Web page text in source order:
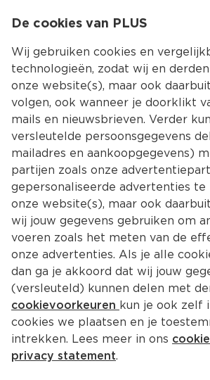
Thaise viskoekjes met
Voorgerecht 4 Pers.
Ingrediënten
De cookies van PLUS
Wij gebruiken cookies en
technologieën, zodat wij en
onze website(s), maar ook
volgen, ook wanneer je doorklikt
mails en nieuwsbrieven. Verder
versleutelde persoonsgegevens
mailadres en aankoopgegevens)
partijen zoals onze
gepersonaliseerde advertenties te
onze website(s), maar ook
wij jouw gegevens gebruiken om
voeren zoals het meten van de
onze advertenties. Als je alle
dan ga je akkoord dat wij jouw
(versleuteld) kunnen delen met
cookievoorkeuren kun je ook zelf
cookies we plaatsen en je
intrekken. Lees meer in ons
privacy statement.